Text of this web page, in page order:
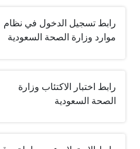
رابط تسجيل الدخول في نظام
موارد وزارة الصحة السعودية
رابط اختبار الاكتئاب وزارة
الصحة السعودية